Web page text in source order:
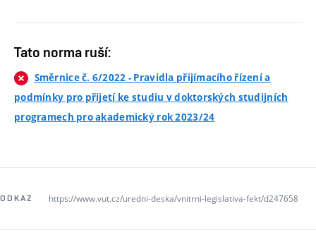
Tato norma ruší:
Směrnice č. 6/2022 - Pravidla přijímacího řízení a
podmínky pro přijetí ke studiu v doktorských studijních
programech pro akademický rok 2023/24
ODKAZ https://www.vut.cz/uredni-deska/vnitrni-legislativa-fekt/d247658